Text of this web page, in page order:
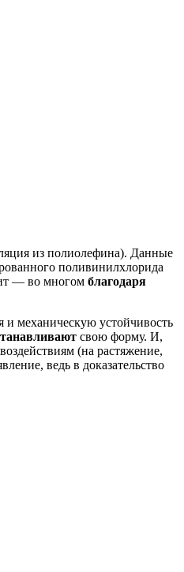
из полиолефина). Данные
поливинилхлорида
— во многом благодаря
механическую устойчивость
свою форму. И,
(на растяжение,
ведь в доказательство